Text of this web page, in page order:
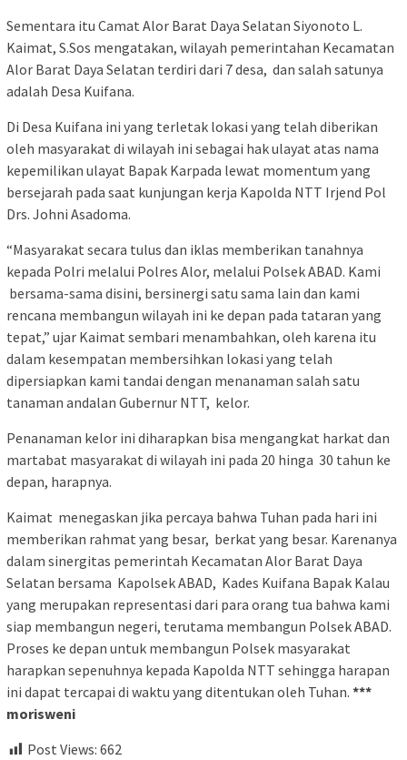
Sementara itu Camat Alor Barat Daya Selatan Siyonoto L.
Kaimat, S.Sos mengatakan, wilayah pemerintahan Kecamatan
Alor Barat Daya Selatan terdiri dari 7 desa, dan salah satunya
adalah Desa Kuifana.
Di Desa Kuifana ini yang terletak lokasi yang telah diberikan
oleh masyarakat di wilayah ini sebagai hak ulayat atas nama
kepemilikan ulayat Bapak Karpada lewat momentum yang
bersejarah pada saat kunjungan kerja Kapolda NTT Irjend Pol
Drs. Johni Asadoma.
“Masyarakat secara tulus dan iklas memberikan tanahnya
kepada Polri melalui Polres Alor, melalui Polsek ABAD. Kami
bersama-sama disini, bersinergi satu sama lain dan kami
rencana membangun wilayah ini ke depan pada tataran yang
tepat,” ujar Kaimat sembari menambahkan, oleh karena itu
dalam kesempatan membersihkan lokasi yang telah
dipersiapkan kami tandai dengan menanaman salah satu
tanaman andalan Gubernur NTT, kelor.
Penanaman kelor ini diharapkan bisa mengangkat harkat dan
martabat masyarakat di wilayah ini pada 20 hinga 30 tahun ke
depan, harapnya.
Kaimat menegaskan jika percaya bahwa Tuhan pada hari ini
memberikan rahmat yang besar, berkat yang besar. Karenanya
dalam sinergitas pemerintah Kecamatan Alor Barat Daya
Selatan bersama Kapolsek ABAD, Kades Kuifana Bapak Kalau
yang merupakan representasi dari para orang tua bahwa kami
siap membangun negeri, terutama membangun Polsek ABAD.
Proses ke depan untuk membangun Polsek masyarakat
harapkan sepenuhnya kepada Kapolda NTT sehingga harapan
ini dapat tercapai di waktu yang ditentukan oleh Tuhan. ***
morisweni
Post Views: 662